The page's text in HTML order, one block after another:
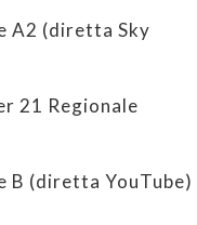
A2 (diretta Sky
21 Regionale
B (diretta YouTube)